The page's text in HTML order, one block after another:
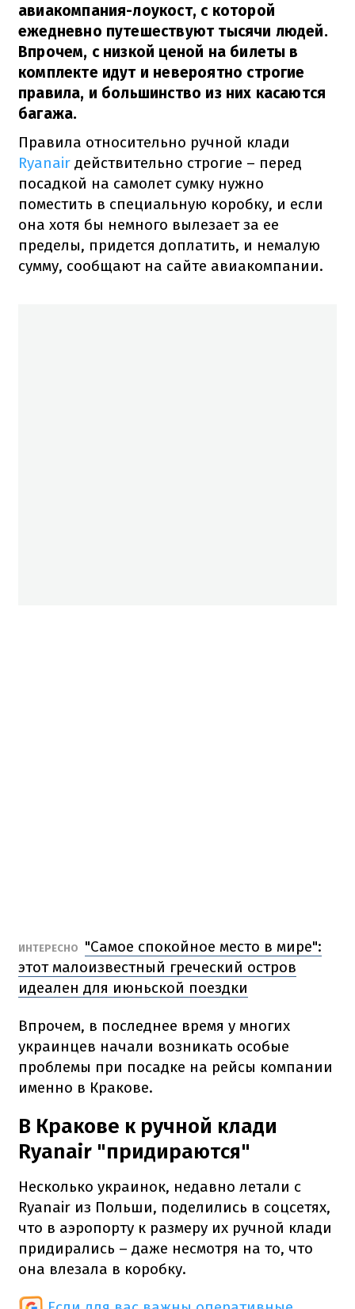
авиакомпания-лоукост, с которой
ежедневно путешествуют тысячи людей.
Впрочем, с низкой ценой на билеты в
комплекте идут и невероятно строгие
правила, и большинство из них касаются
багажа.
Правила относительно ручной клади
Ryanair действительно строгие – перед
посадкой на самолет сумку нужно
поместить в специальную коробку, и если
она хотя бы немного вылезает за ее
пределы, придется доплатить, и немалую
сумму, сообщают на сайте авиакомпании.
ИНТЕРЕСНО
"Самое спокойное место в мире":
этот малоизвестный греческий остров
идеален для июньской поездки
Впрочем, в последнее время у многих
украинцев начали возникать особые
проблемы при посадке на рейсы компании
именно в Кракове.
В Кракове к ручной клади
Ryanair "придираются"
Несколько украинок, недавно летали с
Ryanair из Польши, поделились в соцсетях,
что в аэропорту к размеру их ручной клади
придирались – даже несмотря на то, что
она влезала в коробку.